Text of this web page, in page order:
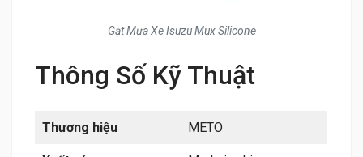
Gạt Mưa Xe Isuzu Mux Silicone
Thông Số Kỹ Thuật
Thương hiệu METO